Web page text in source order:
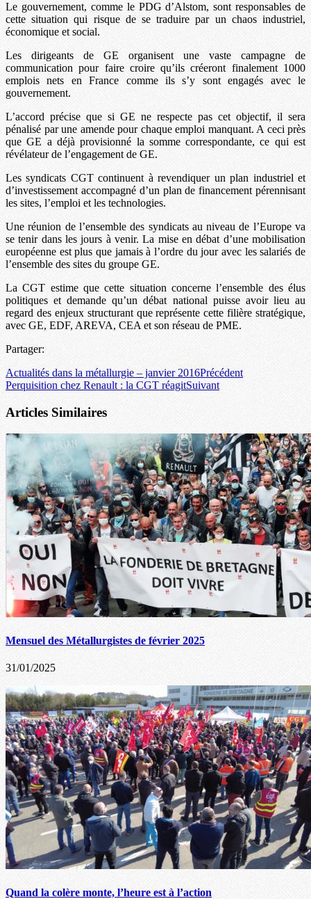
Le gouvernement, comme le PDG d’Alstom, sont responsables de
cette situation qui risque de se traduire par un chaos industriel,
économique et social.
Les dirigeants de GE organisent une vaste campagne de
communication pour faire croire qu’ils créeront finalement 1000
emplois nets en France comme ils s’y sont engagés avec le
gouvernement.
L’accord précise que si GE ne respecte pas cet objectif, il sera
pénalisé par une amende pour chaque emploi manquant. A ceci près
que GE a déjà provisionné la somme correspondante, ce qui est
révélateur de l’engagement de GE.
Les syndicats CGT continuent à revendiquer un plan industriel et
d’investissement accompagné d’un plan de financement pérennisant
les sites, l’emploi et les technologies.
Une réunion de l’ensemble des syndicats au niveau de l’Europe va
se tenir dans les jours à venir. La mise en débat d’une mobilisation
européenne est plus que jamais à l’ordre du jour avec les salariés de
l’ensemble des sites du groupe GE.
La CGT estime que cette situation concerne l’ensemble des élus
politiques et demande qu’un débat national puisse avoir lieu au
regard des enjeux structurant que représente cette filière stratégique,
avec GE, EDF, AREVA, CEA et son réseau de PME.
Partager:
Actualités dans la métallurgie – janvier 2016Précédent
Perquisition chez Renault : la CGT réagitSuivant
Articles Similaires
Mensuel des Métallurgistes de février 2025
31/01/2025
Quand la colère monte, l’heure est à l’action